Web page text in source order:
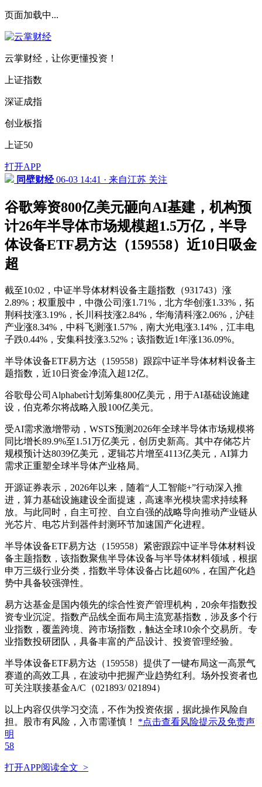
页面加载中...
云掌财经，让你更懂投资！
上证指数
深证成指
创业板指
上证50
打开APP
同壁财经 06-03 14:41 · 来自江苏 关注
谷歌筹资800亿美元砸向AI基建，机构预
计26年半导体市场规模超1.5万亿，半导
体设备ETF易方达（159558）近10日吸金
超
截至10:02，中证半导体材料设备主题指数（931743）涨
2.89%；权重股中，中微公司涨1.71%，北方华创涨1.33%，拓
荆科技涨3.19%，长川科技涨2.84%，华海清科涨2.06%，沪硅
产业涨8.34%，中科飞测涨1.57%，南大光电涨3.14%，江丰电
子跌0.44%，安集科技涨3.52%；该指数近1年涨136.09%。
半导体设备ETF易方达（159558）跟踪中证半导体材料设备主
题指数，近10日资金净流入超12亿。
谷歌母公司Alphabet计划筹集800亿美元，用于AI基础设施建
设，伯克希尔将战略入股100亿美元。
受AI需求激增带动，WSTS预测2026年全球半导体市场规模将
同比增长89.9%至1.51万亿美元，创历史新高。其中存储芯片
规模预计达8039亿美元，逻辑芯片增至4113亿美元，AI算力
需求正重塑全球半导体产业格局。
开源证券表示，2026年以来，随着“人工智能+”行动深入推
进，算力基础设施建设全面提速，高速率光模块需求持续释
放。与此同时，自主可控、自立自强的战略导向推动产业链从
光芯片、电芯片到器件封测环节加速国产化进程。
半导体设备ETF易方达（159558）紧密跟踪中证半导体材料设
备主题指数，该指数聚焦半导体设备与半导体材料领域，根据
申万三级行业分类，指数半导体设备占比超60%，在国产化趋
势中具备较强弹性。
易方达基金是国内领先的综合性资产管理机构，20余年指数投
资专业沉淀。指数产品线全面布局主流宽基指数，涉及多个行
业指数，覆盖跨境、跨市场指数，触达全球10余个交易所。专
业指数投研团队，具备丰富的产品设计、投资管理经验。
半导体设备ETF易方达（159558）提供了一键布局这一高景气
赛道的高效工具，在波动中把握产业趋势红利。场外投资者也
可关注联接基金A/C（021893/ 021894）
以上内容仅供学习交流，不作为投资依据，据此操作风险自
担。股市有风险，入市需谨慎！ *点击查看风险提示及免责声
明
58
打开APP阅读全文 >